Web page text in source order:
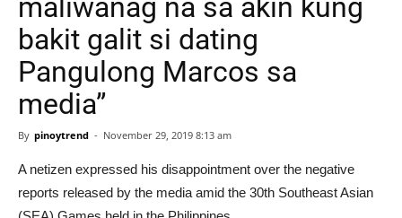
maliwanag na sa akin kung
bakit galit si dating
Pangulong Marcos sa
media”
By pinoytrend - November 29, 2019 8:13 am
A netizen expressed his disappointment over the negative
reports released by the media amid the 30th Southeast Asian